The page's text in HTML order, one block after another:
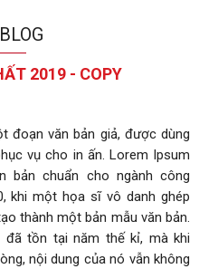
2019 - COPY
đoạn văn bản giả, được dùng
vụ cho in ấn. Lorem Ipsum
chuẩn cho ngành công
khi một họa sĩ vô danh ghép
thành một bản mẫu văn bản.
đã tồn tại năm thế kỉ, mà khi
nội dung của nó vẫn không